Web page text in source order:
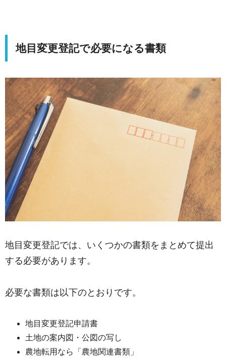
地目変更登記で必要になる書類
地目変更登記では、いくつかの書類をまとめて提出
する必要があります。
必要な書類は以下のとおりです。
地目変更登記申請書
土地の案内図・公図の写し
農地転用なら「農地関連書類」